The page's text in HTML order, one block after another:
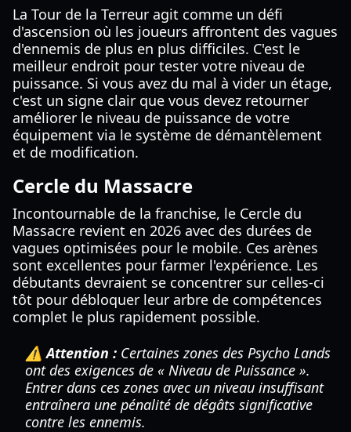
La Tour de la Terreur agit comme un défi
d'ascension où les joueurs affrontent des vagues
d'ennemis de plus en plus difficiles. C'est le
meilleur endroit pour tester votre niveau de
puissance. Si vous avez du mal à vider un étage,
c'est un signe clair que vous devez retourner
améliorer le niveau de puissance de votre
équipement via le système de démantèlement
et de modification.
Cercle du Massacre
Incontournable de la franchise, le Cercle du
Massacre revient en 2026 avec des durées de
vagues optimisées pour le mobile. Ces arènes
sont excellentes pour farmer l'expérience. Les
débutants devraient se concentrer sur celles-ci
tôt pour débloquer leur arbre de compétences
complet le plus rapidement possible.
⚠️ Attention : Certaines zones des Psycho Lands
ont des exigences de « Niveau de Puissance ».
Entrer dans ces zones avec un niveau insuffisant
entraînera une pénalité de dégâts significative
contre les ennemis.